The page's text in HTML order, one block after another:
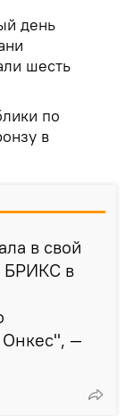
день
шесть
по
в
в свой
БРИКС в
—